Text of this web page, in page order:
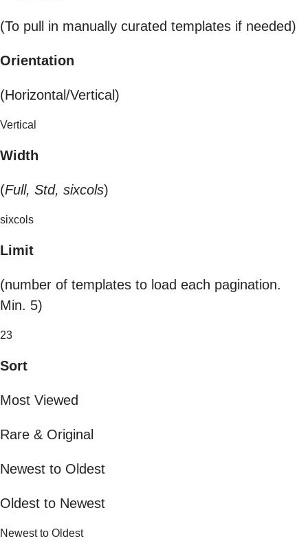
(To pull in manually curated templates if needed)
Orientation
(Horizontal/Vertical)
Vertical
Width
(Full, Std, sixcols)
sixcols
Limit
(number of templates to load each pagination.
Min. 5)
23
Sort
Most Viewed
Rare & Original
Newest to Oldest
Oldest to Newest
Newest to Oldest